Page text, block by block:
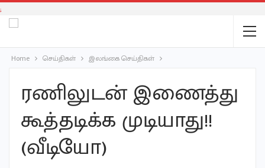
;
Home செய்திகள் இலங்கை செய்திகள்
ரணிலுடன் இணைத்து
கூத்தடிக்க முடியாது!!
(வீடியோ)